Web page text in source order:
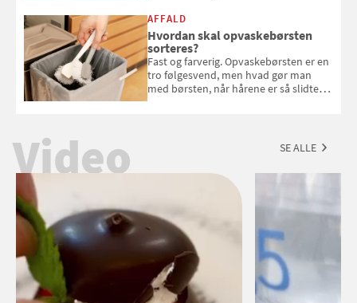
med i Samvirkes skønne vinquiz, hvor
du kan vinde 6 flasker vin fra Viña
Esmeralda. Konkurrencen slutter 1.
september 2026.
AFFALD
Hvordan skal opvaskebørsten
sorteres?
Fast og farverig. Opvaskebørsten er en
tro følgesvend, men hvad gør man
med børsten, når hårene er så slidte,
opvaskebørster skal sorteres
Video SE ALLE